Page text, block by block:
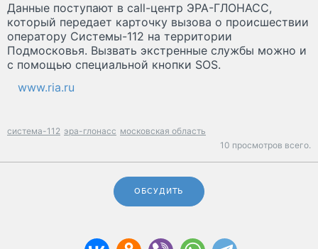
Данные поступают в call-центр ЭРА-ГЛОНАСС,
который передает карточку вызова о происшествии
оператору Системы-112 на территории
Подмосковья. Вызвать экстренные службы можно и
с помощью специальной кнопки SOS.
www.ria.ru
система-112 эра-глонасс московская область
10 просмотров всего.
ОБСУДИТЬ